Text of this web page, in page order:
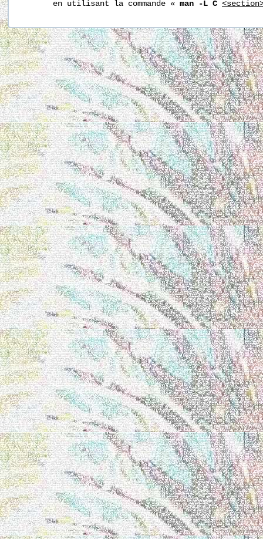
       en utilisant la commande «
man -L C